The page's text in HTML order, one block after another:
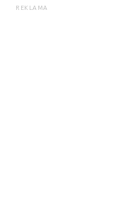
REKLAMA